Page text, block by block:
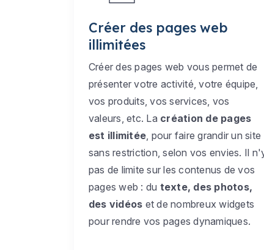
Créer des pages web
illimitées
Créer des pages web vous permet de
présenter votre activité, votre équipe,
vos produits, vos services, vos
valeurs, etc. La création de pages
est illimitée , pour faire grandir un site
sans restriction, selon vos envies. Il
pas de limite sur les contenus de vos
pages web : du texte, des photos,
des vidéos et de nombreux widgets
pour rendre vos pages dynamiques.